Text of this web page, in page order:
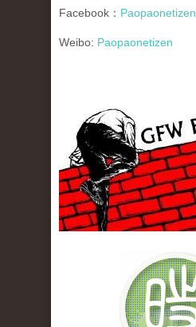
Facebook： Paopaonetizen
Weibo: Paopaonetizen
gfw_blog_small.jpg